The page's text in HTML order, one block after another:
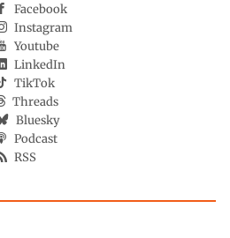
Facebook
Instagram
Youtube
LinkedIn
TikTok
Threads
Bluesky
Podcast
RSS